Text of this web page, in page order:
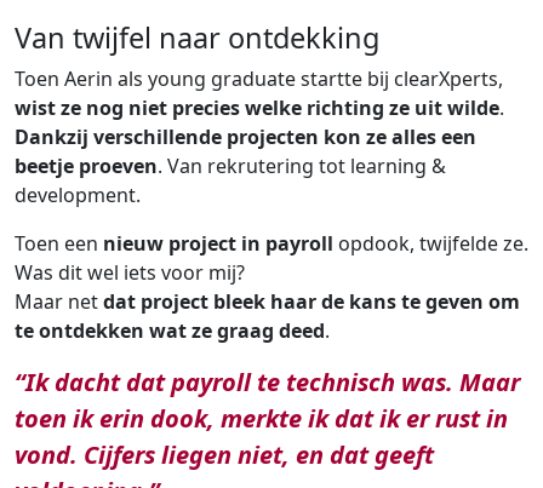
Van twijfel naar ontdekking
Toen Aerin als young graduate startte bij clearXperts,
wist ze nog niet precies welke richting ze uit wilde.
Dankzij verschillende projecten kon ze alles een
beetje proeven. Van rekrutering tot learning &
development.
Toen een nieuw project in payroll opdook, twijfelde ze.
Was dit wel iets voor mij?
Maar netdat project bleek haar de kans te geven om
te ontdekken wat ze graag deed.
“Ik dacht dat payroll te technisch was. Maar
toen ik erin dook, merkte ik dat ik er rust in
vond. Cijfers liegen niet, en dat geeft